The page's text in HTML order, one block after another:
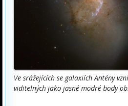
Ve srážejících se galaxiích Antény
viditelných jako jasné modré body